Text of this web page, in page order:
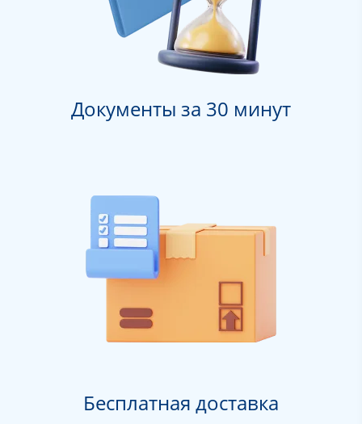
Документы за 30 минут
Бесплатная доставка